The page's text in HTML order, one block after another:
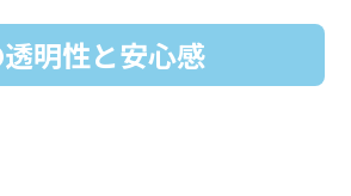
明性と安心感